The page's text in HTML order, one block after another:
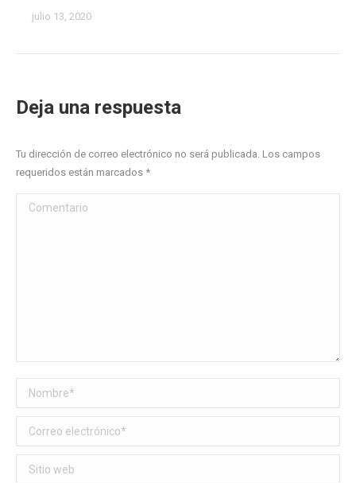
julio 13, 2020
Deja una respuesta
Tu dirección de correo electrónico no será publicada. Los campos
requeridos están marcados *
Comentario
Nombre *
Correo electrónico *
Sitio web